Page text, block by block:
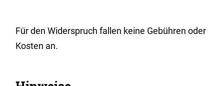
Für den Widerspruch fallen keine Gebühren oder
Kosten an.